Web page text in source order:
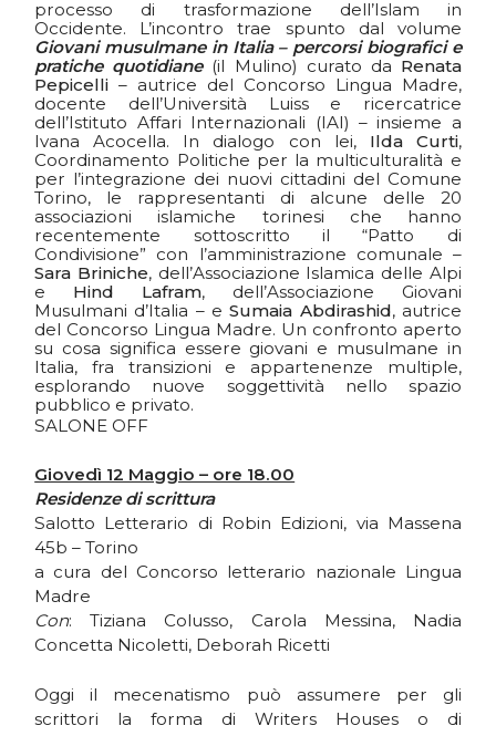
processo di trasformazione dell’Islam in
Occidente. L’incontro trae spunto dal volume
Giovani musulmane in Italia – percorsi biografici e
pratiche quotidiane(il Mulino) curato da Renata
Pepicelli – autrice del Concorso Lingua Madre,
docente dell’Università Luisse ricercatrice
dell’Istituto Affari Internazionali (IAI) – insieme a
Ivana Acocella. In dialogo con lei, Ilda Curti,
Coordinamento Politiche per la multiculturalità e
per l’integrazione dei nuovi cittadini del Comune
Torino, le rappresentanti di alcune delle 20
associazioni islamiche torinesi che hanno
recentemente sottoscritto il “Patto di
Condivisione” con l’amministrazione comunale –
Sara Briniche, dell’Associazione Islamica delle Alpi
e Hind Lafram, dell’Associazione Giovani
Musulmani d’Italia – eSumaia Abdirashid, autrice
del Concorso Lingua Madre. Un confronto aperto
su cosa significa essere giovani e musulmane in
Italia, fra transizioni e appartenenze multiple,
esplorando nuove soggettività nello spazio
pubblico e privato.
SALONE OFF
Giovedì 12 Maggio – ore 18.00
Residenze di scrittura
Salotto Letterario di Robin Edizioni, via Massena
45b – Torino
a cura del Concorso letterario nazionale Lingua
Madre
Con: Tiziana Colusso, Carola Messina, Nadia
Concetta Nicoletti, Deborah Ricetti
Oggi il mecenatismo può assumere per gli
scrittori la forma di Writers Houses o di